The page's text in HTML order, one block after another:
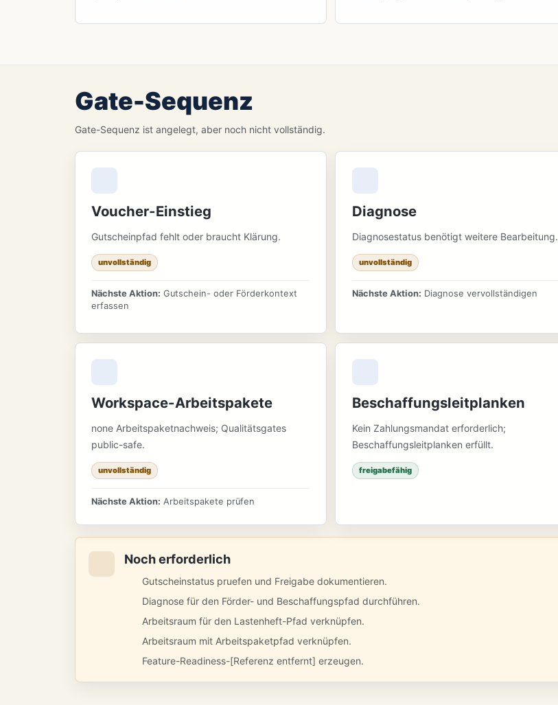
Gate-Sequenz
Gate-Sequenz ist angelegt, aber noch nicht vollständig.
Voucher-Einstieg
Gutscheinpfad fehlt oder braucht Klärung.
unvollständig
Nächste Aktion: Gutschein- oder Förderkontext
erfassen
Diagnose
Diagnosestatus benötigt weitere Bearbeitung.
unvollständig
Nächste Aktion: Diagnose vervollständigen
Workspace-Arbeitspakete
none Arbeitspaketnachweis; Qualitätsgates
public-safe.
unvollständig
Nächste Aktion: Arbeitspakete prüfen
Beschaffungsleitplanken
Kein Zahlungsmandat erforderlich;
Beschaffungsleitplanken erfüllt.
freigabefähig
Noch erforderlich
Gutscheinstatus pruefen und Freigabe dokumentieren.
Diagnose für den Förder- und Beschaffungspfad durchführen.
Arbeitsraum für den Lastenheft-Pfad verknüpfen.
Arbeitsraum mit Arbeitspaketpfad verknüpfen.
Feature-Readiness-[Referenz entfernt] erzeugen.